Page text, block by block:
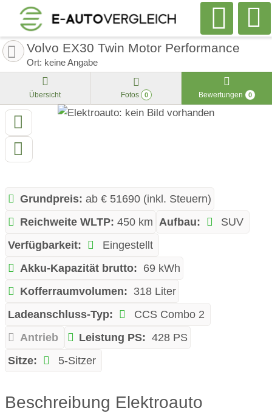
Volvo EX30 Twin Motor Performance
Ort: keine Angabe
Übersicht Fotos 0 Bewertungen 0
Grundpreis: ab € 51690 (inkl. Steuern)
Reichweite WLTP: 450 km Aufbau:
SUV
Verfügbarkeit:
Eingestellt
Akku-Kapazität brutto: 69 kWh
Kofferraumvolumen: 318 Liter
Ladeanschluss-Typ:
CCS Combo 2
Antrieb
Leistung PS: 428 PS
Sitze:
5-Sitzer
Beschreibung Elektroauto